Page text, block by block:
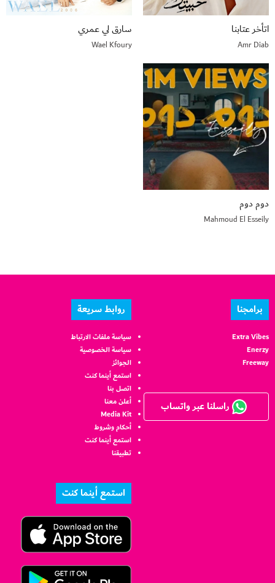
اتأخر عتابنا
Amr Diab
سارق لي عمري
Wael Kfoury
دوم دوم
Mahmoud El Esseily
برامجنا
Extra Vibes
Enerzy
Freeway
راسلنا عبر واتساب
روابط سريعة
سياسة ملفات الارتباط
سياسة الخصوصية
الجوائز
استمع أينما كنت
اتصل بنا
أعلن معنا
Media Kit
أحكام وشروط
استمع أينما كنت
تطبيقنا
استمع أينما كنت